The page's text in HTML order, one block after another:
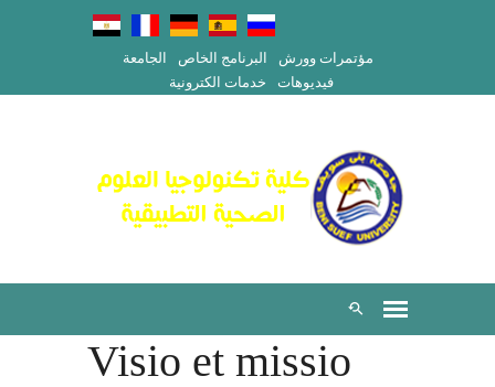
الجامعة البرنامج الخاص
مؤتمرات وورش
خدمات الكترونية
فيديوهات
Visio et missio